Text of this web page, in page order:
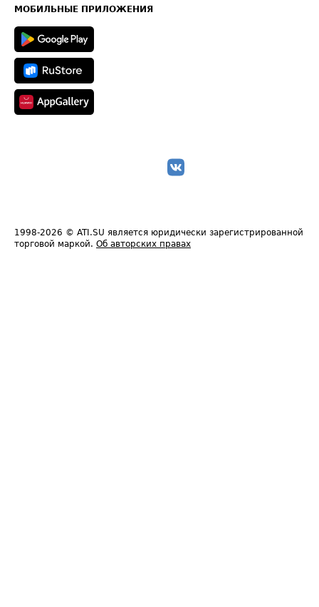
Техническая информация
МОБИЛЬНЫЕ ПРИЛОЖЕНИЯ
1998-2026 © ATI.SU является юридически зарегистрированной
торговой маркой. Об авторских правах